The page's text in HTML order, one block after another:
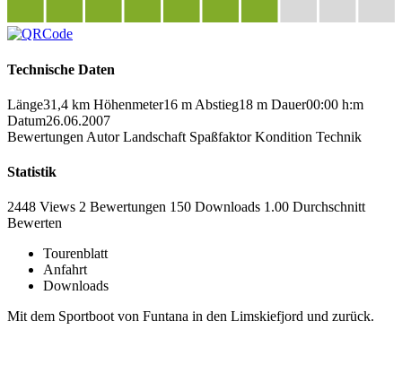
Technische Daten
Länge31,4 km Höhenmeter16 m Abstieg18 m Dauer00:00 h:m
Datum26.06.2007
Bewertungen Autor Landschaft Spaßfaktor Kondition Technik
Statistik
2448 Views 2 Bewertungen 150 Downloads 1.00 Durchschnitt
Bewerten
Tourenblatt
Anfahrt
Downloads
Mit dem Sportboot von Funtana in den Limskiefjord und zurück.